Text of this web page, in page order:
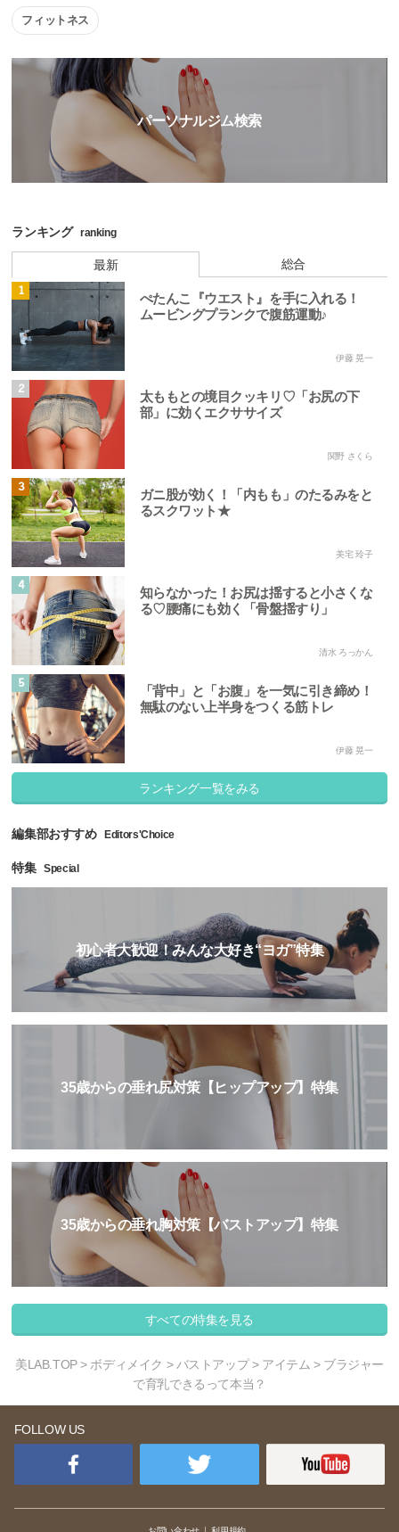
フィットネス
パーソナルジム検索
ランキング ranking
最新 総合
1
ぺたんこ『ウエスト』を手に入れる！
ムービングプランクで腹筋運動♪
伊藤 晃一
2
太ももとの境目クッキリ♡「お尻の下
部」に効くエクササイズ
関野 さくら
3
ガニ股が効く！「内もも」のたるみをと
るスクワット★
美宅 玲子
4
知らなかった！お尻は揺すると小さくな
る♡腰痛にも効く「骨盤揺すり」
清水 ろっかん
5
「背中」と「お腹」を一気に引き締め！
無駄のない上半身をつくる筋トレ
伊藤 晃一
ランキング一覧をみる
編集部おすすめ Editors'Choice
特集 Special
初心者大歓迎！みんな大好き“ヨガ”特集
35歳からの垂れ尻対策【ヒップアップ】特集
35歳からの垂れ胸対策【バストアップ】特集
すべての特集を見る
美LAB.TOP> ボディメイク > バストアップ> アイテム > ブラジャー
で育乳できるって本当？
FOLLOW US